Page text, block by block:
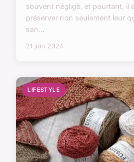
souvent négligé, et pourtant, il
préserver non seulement leur
san...
21 juin 2024
LIFESTYLE